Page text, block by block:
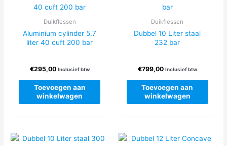
Duikflessen
Aluminium cylinder 5.7
liter 40 cuft 200 bar
€295,00 Inclusief btw
Toevoegen aan
winkelwagen
Duikflessen
Dubbel 10 Liter staal
232 bar
€799,00 Inclusief btw
Toevoegen aan
winkelwagen